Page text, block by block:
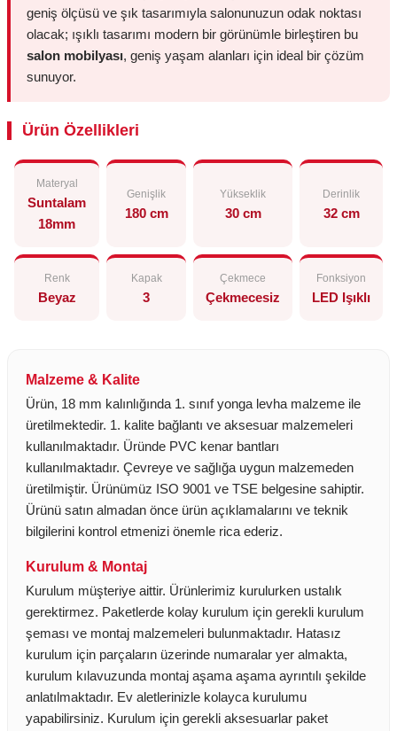
geniş ölçüsü ve şık tasarımıyla salonunuzun odak noktası
olacak; ışıklı tasarımı modern bir görünümle birleştiren bu
salon mobilyası, geniş yaşam alanları için ideal bir çözüm
sunuyor.
Ürün Özellikleri
Materyal
Suntalam
18mm
Genişlik
180 cm
Yükseklik
30 cm
Derinlik
32 cm
Renk
Beyaz
Kapak
3
Çekmece
Çekmecesiz
Fonksiyon
LED Işıklı
Malzeme & Kalite
Ürün, 18 mm kalınlığında 1. sınıf yonga levha malzeme ile
üretilmektedir. 1. kalite bağlantı ve aksesuar malzemeleri
kullanılmaktadır. Üründe PVC kenar bantları
kullanılmaktadır. Çevreye ve sağlığa uygun malzemeden
üretilmiştir. Ürünümüz ISO 9001 ve TSE belgesine sahiptir.
Ürünü satın almadan önce ürün açıklamalarını ve teknik
bilgilerini kontrol etmenizi önemle rica ederiz.
Kurulum & Montaj
Kurulum müşteriye aittir. Ürünlerimiz kurulurken ustalık
gerektirmez. Paketlerde kolay kurulum için gerekli kurulum
şeması ve montaj malzemeleri bulunmaktadır. Hatasız
kurulum için parçaların üzerinde numaralar yer almakta,
kurulum kılavuzunda montaj aşama aşama ayrıntılı şekilde
anlatılmaktadır. Ev aletlerinizle kolayca kurulumu
yapabilirsiniz. Kurulum için gerekli aksesuarlar paket